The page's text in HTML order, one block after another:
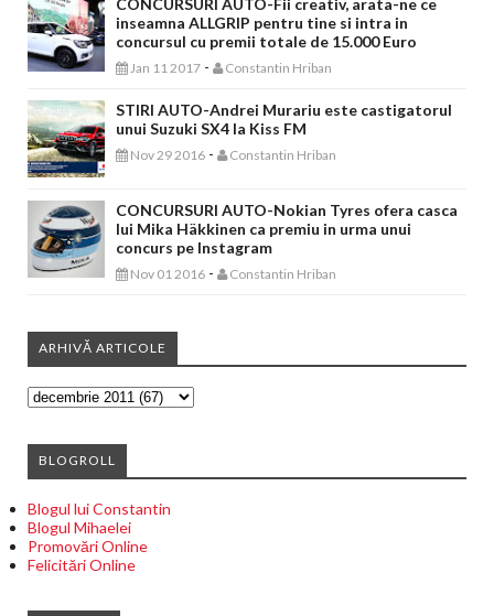
CONCURSURI AUTO-Fii creativ, arata-ne ce
inseamna ALLGRIP pentru tine si intra in
concursul cu premii totale de 15.000 Euro
Jan 11 2017 - Constantin Hriban
STIRI AUTO-Andrei Murariu este castigatorul
unui Suzuki SX4 la Kiss FM
Nov 29 2016 - Constantin Hriban
CONCURSURI AUTO-Nokian Tyres ofera casca
lui Mika Häkkinen ca premiu in urma unui
concurs pe Instagram
Nov 01 2016 - Constantin Hriban
ARHIVĂ ARTICOLE
BLOGROLL
Blogul lui Constantin
Blogul Mihaelei
Promovări Online
Felicitări Online